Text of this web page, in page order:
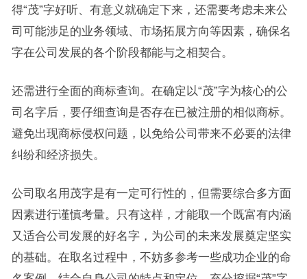
得“茂”字好听、有意义就确定下来，还需要考虑未来公
司可能涉足的业务领域、市场拓展方向等因素，确保名
字在公司发展的各个阶段都能与之相契合。
还需进行全面的商标查询。在确定以“茂”字为核心的公
司名字后，要仔细查询是否存在已被注册的相似商标。
避免出现商标侵权问题，以免给公司带来不必要的法律
纠纷和经济损失。
公司取名用茂字是有一定可行性的，但需要综合多方面
因素进行谨慎考量。只有这样，才能取一个既富有内涵
又适合公司发展的好名字，为公司的未来发展奠定坚实
的基础。在取名过程中，不妨多参考一些成功企业的命